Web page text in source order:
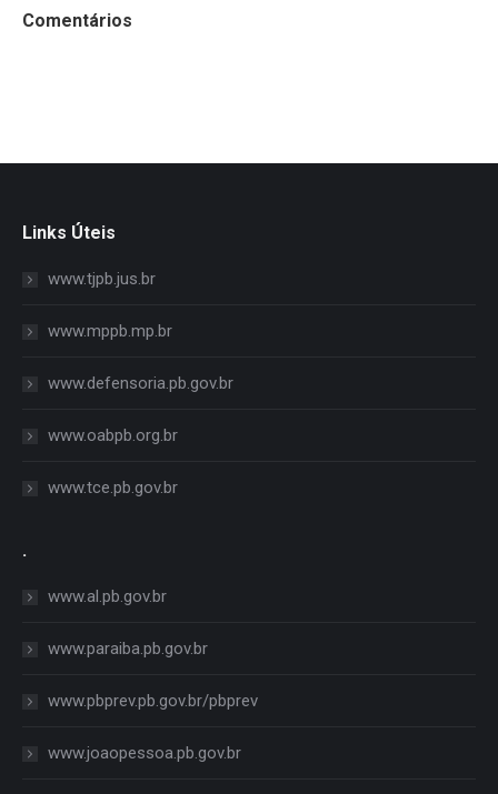
Comentários
Links Úteis
www.tjpb.jus.br
www.mppb.mp.br
www.defensoria.pb.gov.br
www.oabpb.org.br
www.tce.pb.gov.br
.
www.al.pb.gov.br
www.paraiba.pb.gov.br
www.pbprev.pb.gov.br/pbprev
www.joaopessoa.pb.gov.br